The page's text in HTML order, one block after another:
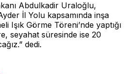
Abdulkadir Uraloğlu,
İl Yolu kapsamında inşa
Işık Görme Töreni’nde yaptığı
seyahat süresinde ise 20
dedi.